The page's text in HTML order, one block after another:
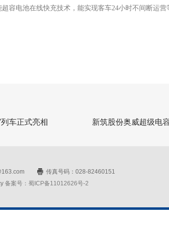
容电池在线快充技术，能实现客车24小时不间断运
车正式亮相 新筑股份奥威超级电
传真号码：028-82460151
备案号：蜀ICP备11012626号-2